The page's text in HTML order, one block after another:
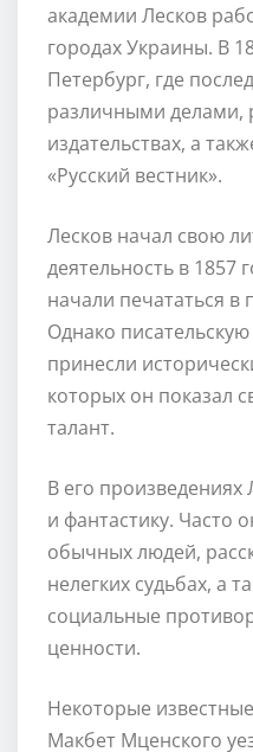
академии Лесков
городах Украины. В
Петербург, где
различными делами,
издательствах, а
«Русский вестник».
Лесков начал свою
деятельность в 1857
начали печататься в
Однако
принесли
которых он показал
талант.
В его произведениях
и фантастику. Часто
обычных людей,
нелегких судьбах, а
социальные
ценности.
Некоторые
Макбет Мценского